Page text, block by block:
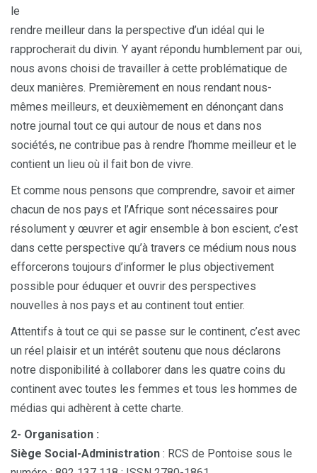
le
rendre meilleur dans la perspective d’un idéal qui le
rapprocherait du divin. Y ayant répondu humblement par oui,
nous avons choisi de travailler à cette problématique de
deux manières. Premièrement en nous rendant nous-
mêmes meilleurs, et deuxièmement en dénonçant dans
notre journal tout ce qui autour de nous et dans nos
sociétés, ne contribue pas à rendre l’homme meilleur et le
contient un lieu où il fait bon de vivre.
Et comme nous pensons que comprendre, savoir et aimer
chacun de nos pays et l’Afrique sont nécessaires pour
résolument y œuvrer et agir ensemble à bon escient, c’est
dans cette perspective qu’à travers ce médium nous nous
efforcerons toujours d’informer le plus objectivement
possible pour éduquer et ouvrir des perspectives
nouvelles à nos pays et au continent tout entier.
Attentifs à tout ce qui se passe sur le continent, c’est avec
un réel plaisir et un intérêt soutenu que nous déclarons
notre disponibilité à collaborer dans les quatre coins du
continent avec toutes les femmes et tous les hommes de
médias qui adhèrent à cette charte.
2- Organisation :
Siège Social-Administration : RCS de Pontoise sous le